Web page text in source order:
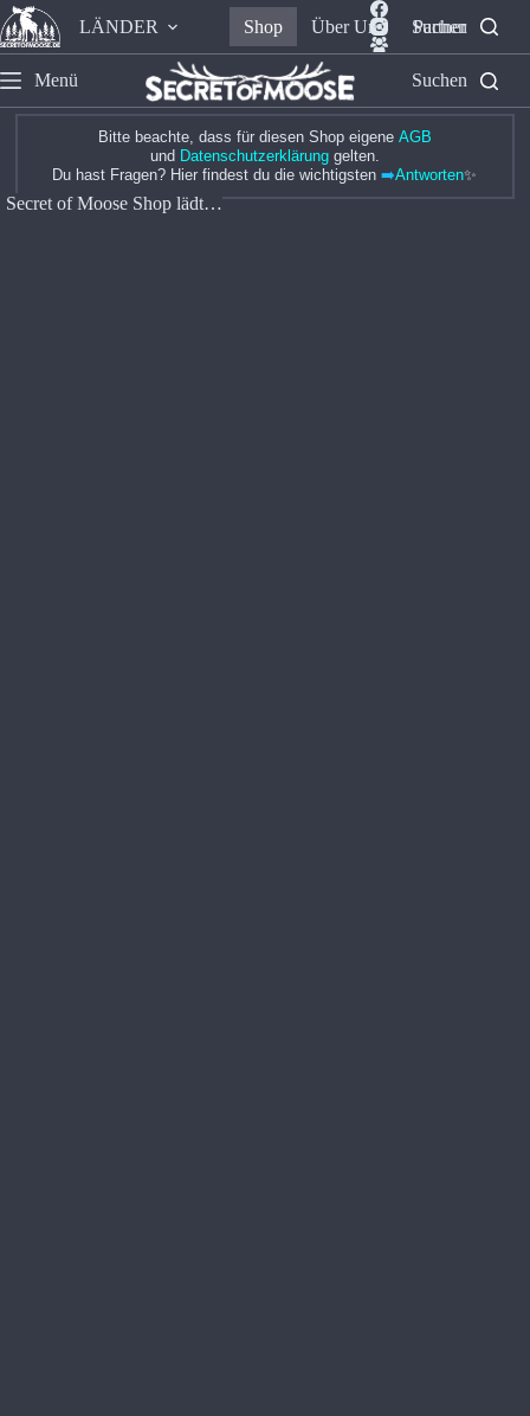
LÄNDER Shop Über Uns Partner
Suchen
Menü Suchen
Bitte beachte, dass für diesen Shop eigene AGB
und Datenschutzerklärunggelten.
Du hast Fragen? Hier findest du die wichtigsten➡️Antworten✨
Secret of Moose Shop lädt…